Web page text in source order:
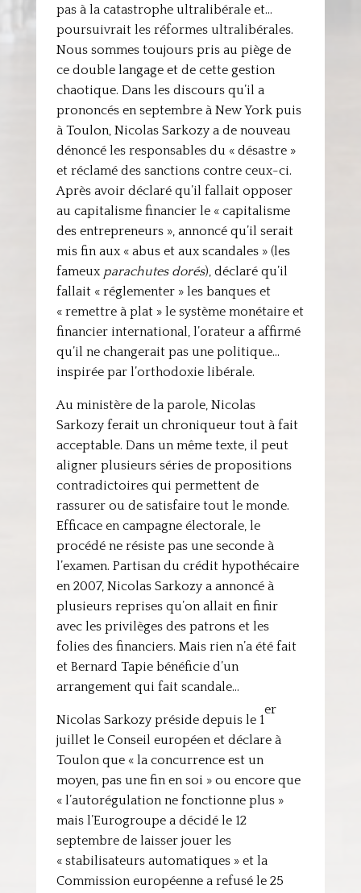
pas à la catastrophe ultralibérale et…
poursuivrait les réformes ultralibérales.
Nous sommes toujours pris au piège de
ce double langage et de cette gestion
chaotique. Dans les discours qu’il a
prononcés en septembre à New York puis
à Toulon, Nicolas Sarkozy a de nouveau
dénoncé les responsables du « désastre »
et réclamé des sanctions contre ceux-ci.
Après avoir déclaré qu’il fallait opposer
au capitalisme financier le « capitalisme
des entrepreneurs », annoncé qu’il serait
mis fin aux « abus et aux scandales » (les
fameux parachutes dorés), déclaré qu’il
fallait « réglementer » les banques et
« remettre à plat » le système monétaire et
financier international, l’orateur a affirmé
qu’il ne changerait pas une politique…
inspirée par l’orthodoxie libérale.
Au ministère de la parole, Nicolas
Sarkozy ferait un chroniqueur tout à fait
acceptable. Dans un même texte, il peut
aligner plusieurs séries de propositions
contradictoires qui permettent de
rassurer ou de satisfaire tout le monde.
Efficace en campagne électorale, le
procédé ne résiste pas une seconde à
l’examen. Partisan du crédit hypothécaire
en 2007, Nicolas Sarkozy a annoncé à
plusieurs reprises qu’on allait en finir
avec les privilèges des patrons et les
folies des financiers. Mais rien n’a été fait
et Bernard Tapie bénéficie d’un
arrangement qui fait scandale…
Nicolas Sarkozy préside depuis le 1
er
juillet le Conseil européen et déclare à
Toulon que « la concurrence est un
moyen, pas une fin en soi » ou encore que
« l’autorégulation ne fonctionne plus »
mais l’Eurogroupe a décidé le 12
septembre de laisser jouer les
« stabilisateurs automatiques » et la
Commission européenne a refusé le 25